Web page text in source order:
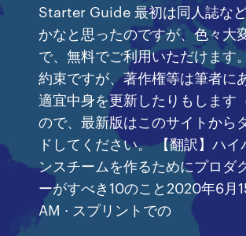
Starter Guide 最初は同人誌な
かなと思ったのですが、色々大
で、無料でご利用いただけます
約束ですが、著作権等は筆者に
適宜中身を更新したりもします
ので、最新版はこのサイトから
ドしてください。 【翻訳】ハ
ンスチームを作るためにプロダ
ーがすべき10のこと2020年6月
AM · スプリントでの